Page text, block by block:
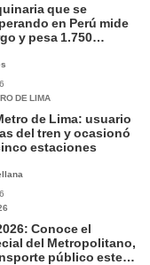
que se
en Perú mide
y pesa 1.750
de un importante
DE LIMA
de Lima: usuario
del tren y ocasionó
estaciones
Conoce el
del Metropolitano,
público este